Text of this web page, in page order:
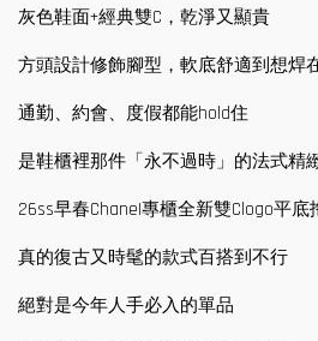
灰色鞋面+經典雙C，乾淨又顯貴
方頭設計修飾腳型，軟底舒適到想焊
通勤、約會、度假都能hold住
是鞋櫃裡那件「永不過時」的法式精
26ss早春ChaneI專櫃全新雙Clogo平底
真的復古又時髦的款式百搭到不行
絕對是今年人手必入的單品